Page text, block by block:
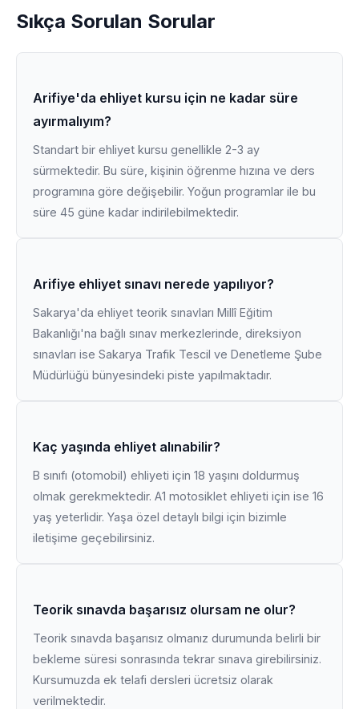
Sıkça Sorulan Sorular
Arifiye'da ehliyet kursu için ne kadar süre
ayırmalıyım?
Standart bir ehliyet kursu genellikle 2-3 ay
sürmektedir. Bu süre, kişinin öğrenme hızına ve ders
programına göre değişebilir. Yoğun programlar ile bu
süre 45 güne kadar indirilebilmektedir.
Arifiye ehliyet sınavı nerede yapılıyor?
Sakarya'da ehliyet teorik sınavları Millî Eğitim
Bakanlığı'na bağlı sınav merkezlerinde, direksiyon
sınavları ise Sakarya Trafik Tescil ve Denetleme Şube
Müdürlüğü bünyesindeki piste yapılmaktadır.
Kaç yaşında ehliyet alınabilir?
B sınıfı (otomobil) ehliyeti için 18 yaşını doldurmuş
olmak gerekmektedir. A1 motosiklet ehliyeti için ise 16
yaş yeterlidir. Yaşa özel detaylı bilgi için bizimle
iletişime geçebilirsiniz.
Teorik sınavda başarısız olursam ne olur?
Teorik sınavda başarısız olmanız durumunda belirli bir
bekleme süresi sonrasında tekrar sınava girebilirsiniz.
Kursumuzda ek telafi dersleri ücretsiz olarak
verilmektedir.